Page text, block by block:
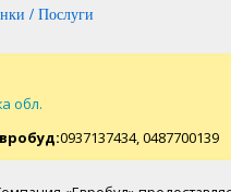
/ Послуги
обл.
0937137434, 0487700139